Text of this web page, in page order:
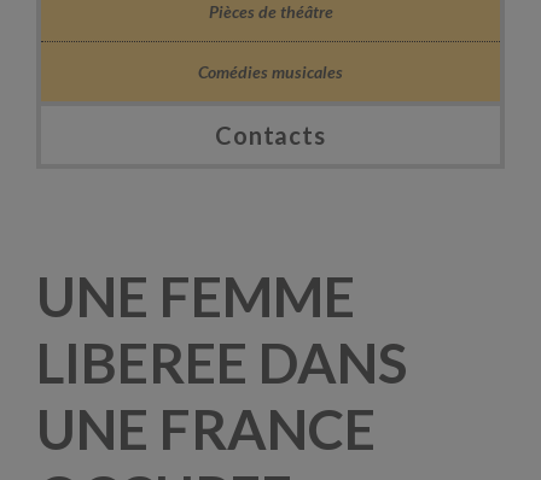
Pièces de théâtre
Comédies musicales
Contacts
UNE FEMME
LIBEREE DANS
UNE FRANCE